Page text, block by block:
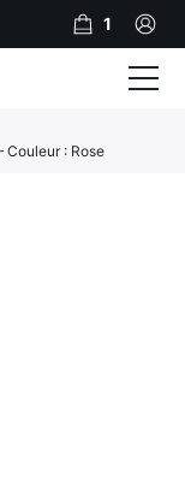
Couleur : Rose
1